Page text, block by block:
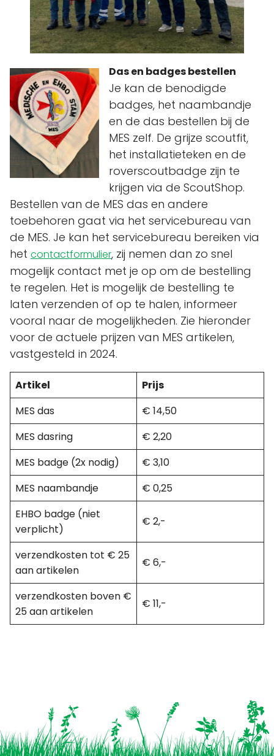
Das en badges bestellen
Je kan de benodigde
badges, het naambandje
en de das bestellen bij de
MES zelf. De grijze scoutfit,
het installatieteken en de
roverscoutbadge zijn te
krijgen via de ScoutShop.
Bestellen van de MES das en andere
toebehoren gaat via het servicebureau van
de MES. Je kan het servicebureau bereiken via
het contactformulier, zij nemen dan zo snel
mogelijk contact met je op om de bestelling
te regelen. Het is mogelijk de bestelling te
laten verzenden of op te halen, informeer
vooral naar de mogelijkheden. Zie hieronder
voor de actuele prijzen van MES artikelen,
vastgesteld in 2024.
Artikel
Prijs
MES das
€ 14,50
MES dasring
€ 2,20
MES badge (2x nodig)
€ 3,10
MES naambandje
€ 0,25
EHBO badge (niet
verplicht)
€ 2,-
verzendkosten tot € 25
aan artikelen
€ 6,-
verzendkosten boven €
25 aan artikelen
€ 11,-